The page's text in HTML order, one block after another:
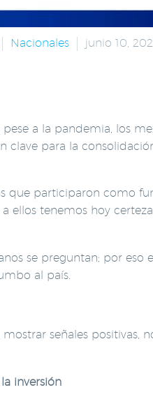
Nacionales junio 10,
a la pandemia, los
clave para la
que participaron como
ellos tenemos hoy
se preguntan; por
al país.
señales
inversión